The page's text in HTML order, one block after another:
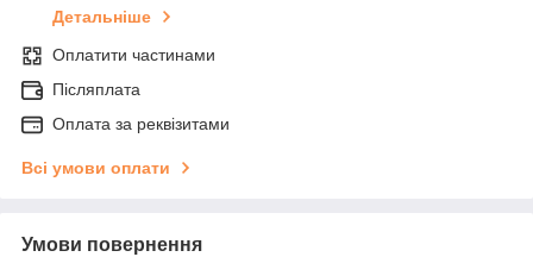
Детальніше
Оплатити частинами
Післяплата
Оплата за реквізитами
Всі умови оплати
Умови повернення